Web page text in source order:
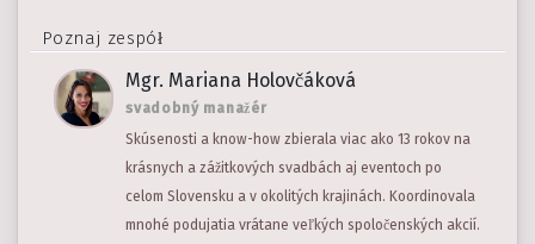
Poznaj zespół
Mgr. Mariana Holovčáková
svadobný manažér
Skúsenosti a know-how zbierala viac ako 13 rokov na
krásnych a zážitkových svadbách aj eventoch po
celom Slovensku a v okolitých krajinách. Koordinovala
mnohé podujatia vrátane veľkých spoločenských akcií.